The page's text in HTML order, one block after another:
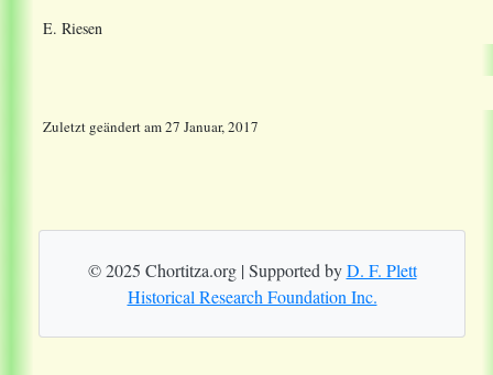
E. Riesen
Zuletzt geändertam27 Januar, 2017
© 2025 Chortitza.org | Supported byD. F. Plett
Historical Research Foundation Inc.